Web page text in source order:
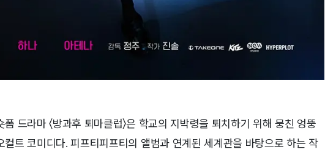
드라마 〈방과후 퇴마클럽〉은 학교의 지박령을 퇴치하기 위해 뭉친 엉뚱
트 코미디다. 피프티피프티의 앨범과 연계된 세계관을 바탕으로 하는 작